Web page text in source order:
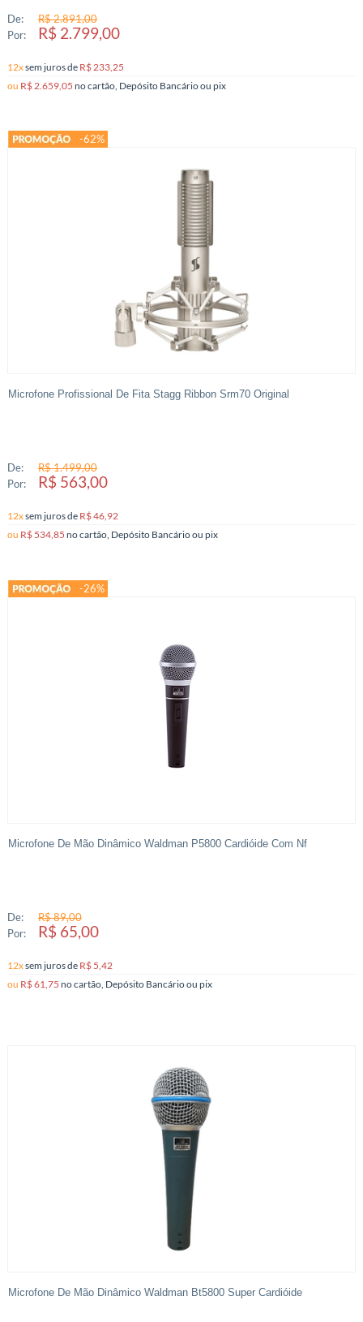
De:
R$ 2.891,00
Por:
R$ 2.799,00
12xsem jurosde R$ 233,25
ou R$ 2.659,05 no cartão, Depósito Bancário ou pix
-62%
Microfone Profissional De Fita Stagg Ribbon Srm70 Original
De:
R$ 1.499,00
Por:
R$ 563,00
12xsem jurosde R$ 46,92
ou R$ 534,85 no cartão, Depósito Bancário ou pix
-26%
Microfone De Mão Dinâmico Waldman P5800 Cardióide Com Nf
De:
R$ 89,00
Por:
R$ 65,00
12xsem jurosde R$ 5,42
ou R$ 61,75 no cartão, Depósito Bancário ou pix
Microfone De Mão Dinâmico Waldman Bt5800 Super Cardióide